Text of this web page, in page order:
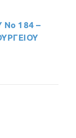
184 –